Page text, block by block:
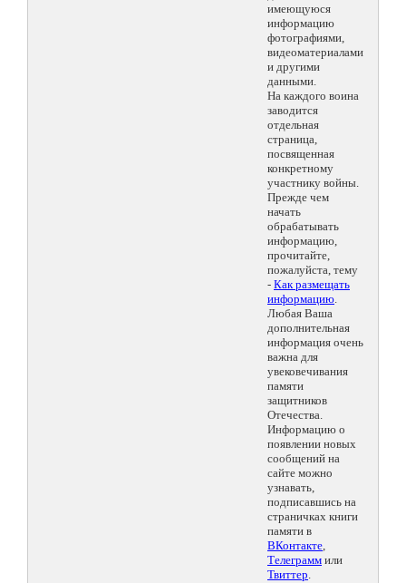
имеющуюся
информацию
фотографиями,
видеоматериалами
и другими
данными.
На каждого воина
заводится
отдельная
страница,
посвященная
конкретному
участнику войны.
Прежде чем
начать
обрабатывать
информацию,
прочитайте,
пожалуйста, тему
- Как размещать
информацию.
Любая Ваша
дополнительная
информация очень
важна для
увековечивания
памяти
защитников
Отечества.
Информацию о
появлении новых
сообщений на
сайте можно
узнавать,
подписавшись на
страничках книги
памяти в
ВКонтакте,
Телеграмм или
Твиттер.